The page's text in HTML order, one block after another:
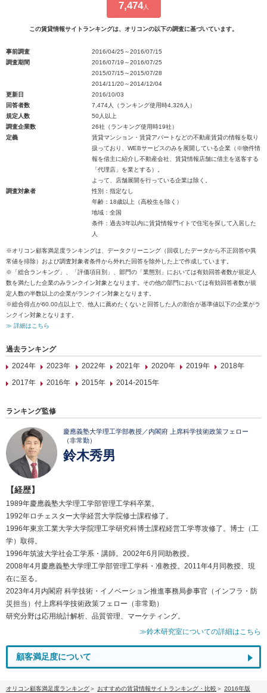
7,474人
この賃貸情報サイトランキングは、オリコンの以下の調査に基づいています。
事前調査
2016/04/25～2016/07/15
調査期間
2016/07/19～2016/07/25
2015/07/15～2015/07/28
2014/11/20～2014/12/04
更新日
2016/10/03
回答者数
7,474人（ランキング使用時4,326人）
規定人数
50人以上
調査企業数
26社（ランキング使用時19社）
定義
賃貸マンション・賃貸アパートなどの不動産賃貸の情報を取り
扱っており、WEBサービスのみを展開している企業（※物件情
報を借主に紹介し不動産会社、賃貸情報店舗に借主を送客する
「代理店」を業とする）。
よって、店舗展開を行っている企業は除く。
調査対象者
性別：指定なし
年齢：18歳以上（高校生を除く）
地域：全国
条件：過去3年以内に賃貸情報サイトで住宅を探して入居した
人
※オリコン顧客満足度ランキングは、データクリーニング（回収したデータから不正回答や異
常値を排除）および調査対象者条件から外れた回答を除外した上で作成しています。
※「総合ランキング」、「評価項目別」、部門の「業態別」においては有効回答者数が規定人
数を満たした企業のみランクイン対象となります。その他の部門においては有効回答者数が規
定人数の半数以上の企業がランクイン対象となります。
※総合得点が60.00点以上で、他人に薦めたくないと回答した人の割合が基準値以下の企業がラ
ンクイン対象となります。
≫ 詳細はこちら
過去ランキング
2024年
2023年 2022年 2021年 2020年 2019年
2018年
2017年
2016年 2015年 2014-2015年
ランキング監修
慶應義塾大学理工学部教授／内閣府 上席科学技術政策フェロー
（非常勤）
鈴木秀男
【経歴】
1989年慶應義塾大学理工学部管理工学科卒業。
1992年ロチェスター大学経営大学院修士課程修了。
1996年東京工業大学大学院理工学研究科博士課程経営工学専攻修了。博士（工
学）取得。
1996年筑波大学社会工学系・講師。2002年6月同助教授。
2008年4月慶應義塾大学理工学部管理工学科・准教授。2011年4月同教授、現
在に至る。
2023年4月内閣府 科学技術・イノベーション推進事務局参事官（インフラ・防
災担当）付上席科学技術政策フェロー（非常勤）
研究分野は応用統計解析、品質管理、マーケティング。
≫鈴木研究室についての詳細はこちら
顧客満足度について
オリコン顧客満足度ランキング おすすめの賃貸情報サイトランキング・比較
2016年版